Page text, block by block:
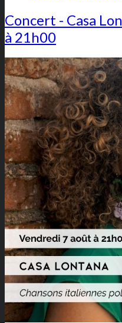
Concert - Casa
à 21h00